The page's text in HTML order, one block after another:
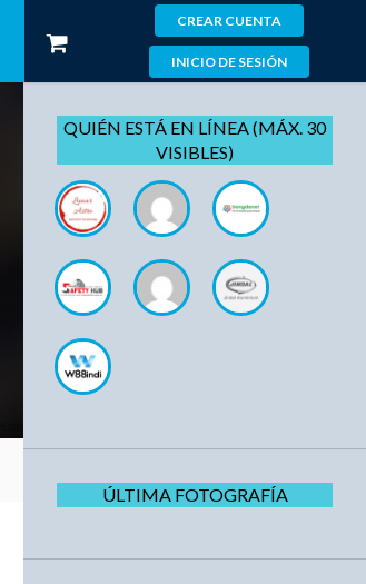
CREAR CUENTA
INICIO DE SESIÓN
QUIÉN ESTÁ EN LÍNEA (MÁX. 30
VISIBLES)
ÚLTIMA FOTOGRAFÍA